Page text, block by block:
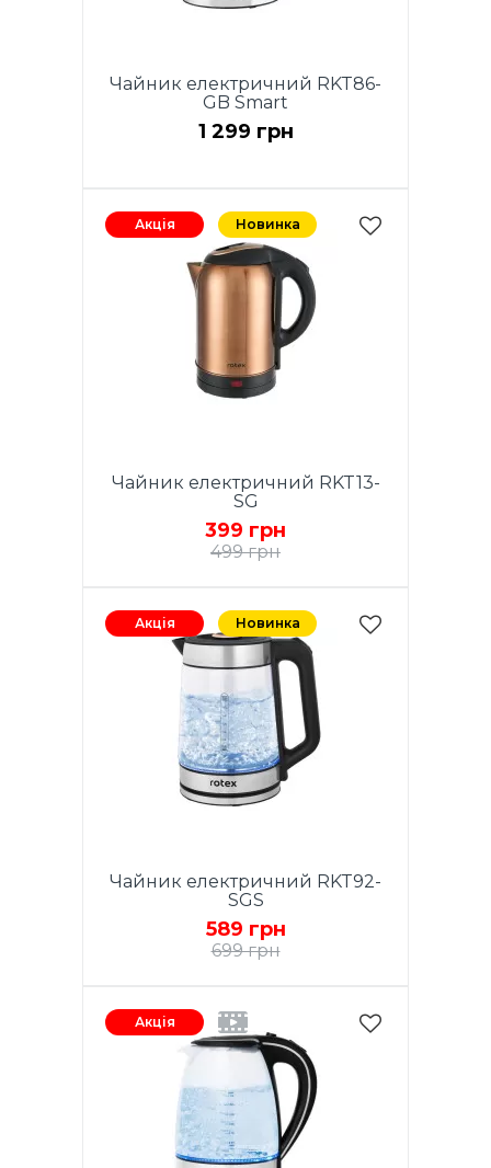
Чайник електричний RKT86-
GB Smart
1 299 грн
Акція Новинка
Чайник електричний RKT13-
SG
399 грн
499 грн
Акція Новинка
Чайник електричний RKT92-
SGS
589 грн
699 грн
Акція